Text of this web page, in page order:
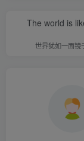
The world is
世界犹如一面镜